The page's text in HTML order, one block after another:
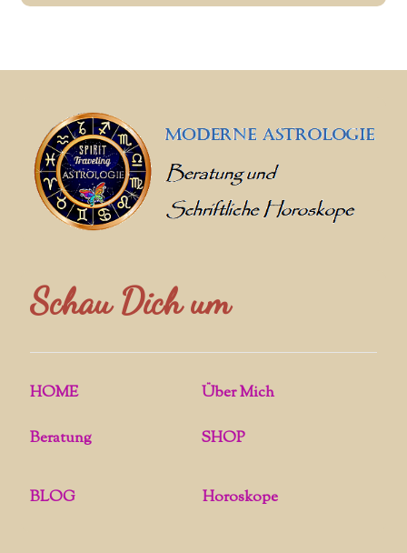
Schau Dich um
HOME Über Mich
Beratung SHOP
BLOG Horoskope